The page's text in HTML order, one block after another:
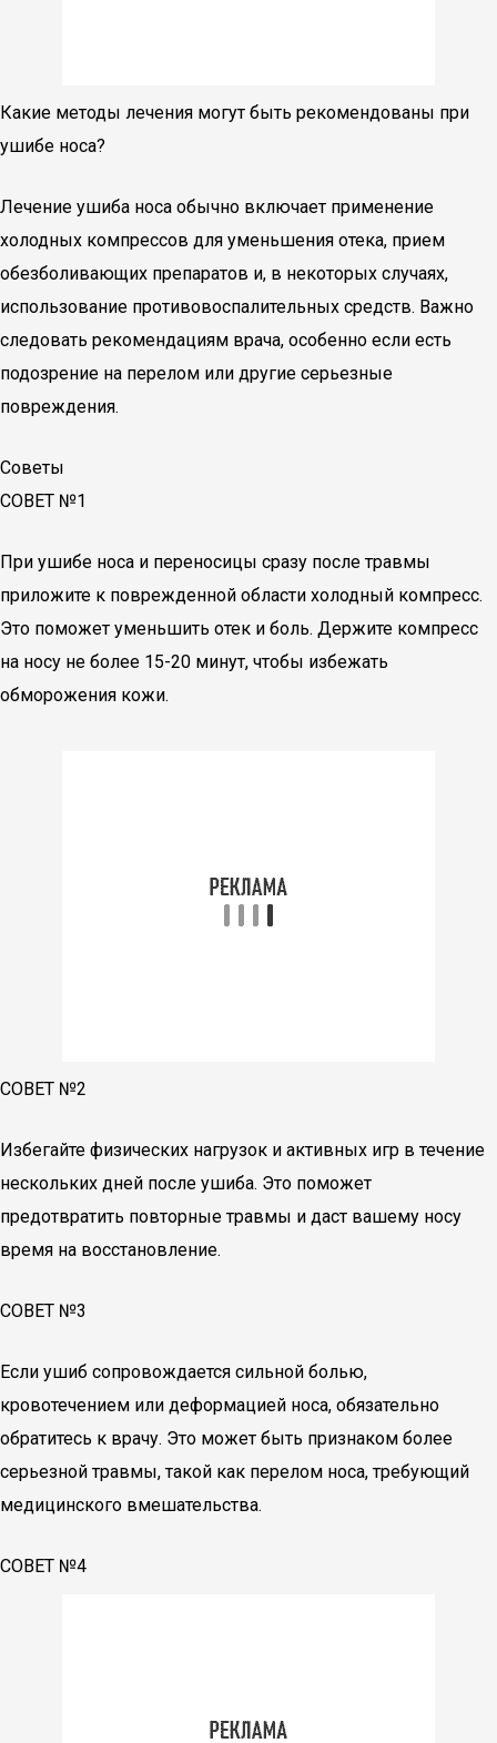
Какие методы лечения могут быть рекомендованы при
ушибе носа?
Лечение ушиба носа обычно включает применение
холодных компрессов для уменьшения отека, прием
обезболивающих препаратов и, в некоторых случаях,
использование противовоспалительных средств. Важно
следовать рекомендациям врача, особенно если есть
подозрение на перелом или другие серьезные
повреждения.
Советы
СОВЕТ №1
При ушибе носа и переносицы сразу после травмы
приложите к поврежденной области холодный компресс.
Это поможет уменьшить отек и боль. Держите компресс
на носу не более 15-20 минут, чтобы избежать
обморожения кожи.
СОВЕТ №2
Избегайте физических нагрузок и активных игр в течение
нескольких дней после ушиба. Это поможет
предотвратить повторные травмы и даст вашему носу
время на восстановление.
СОВЕТ №3
Если ушиб сопровождается сильной болью,
кровотечением или деформацией носа, обязательно
обратитесь к врачу. Это может быть признаком более
серьезной травмы, такой как перелом носа, требующий
медицинского вмешательства.
СОВЕТ №4